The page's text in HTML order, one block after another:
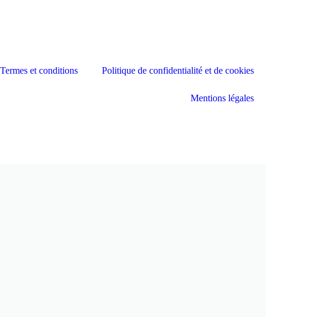
Termes et conditions Politique de confidentialité et de cookies
Mentions légales